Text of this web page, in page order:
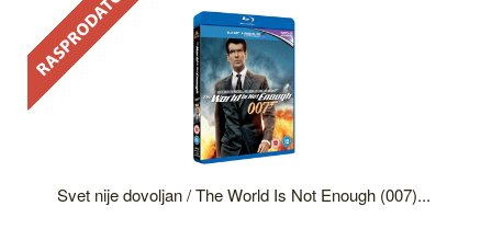
Svet nije dovoljan / The World Is Not Enough (007)...